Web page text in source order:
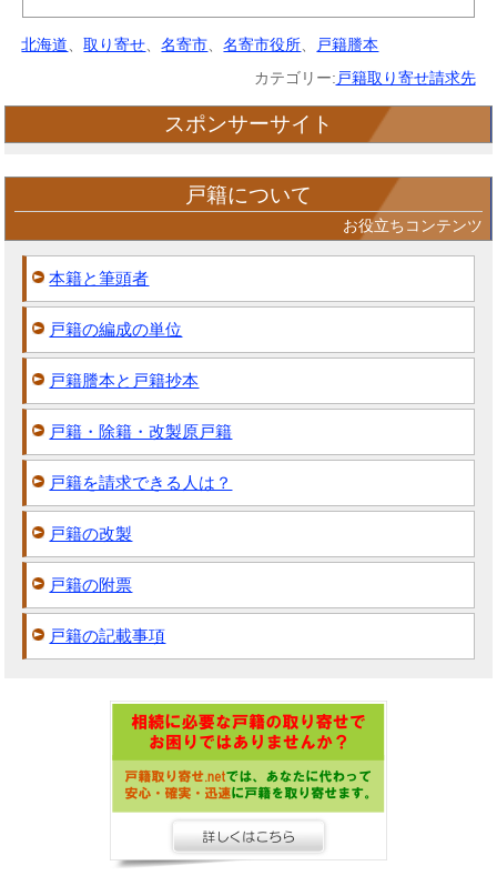
北海道 、取り寄せ 、名寄市 、名寄市役所
戸籍謄本
カテゴリー: 戸籍取り寄せ請求先
スポンサーサイト
戸籍について
お役立ちコンテンツ
本籍と筆頭者
戸籍の編成の単位
戸籍謄本と戸籍抄本
戸籍・除籍・改製原戸籍
戸籍を請求できる人は？
戸籍の改製
戸籍の附票
戸籍の記載事項